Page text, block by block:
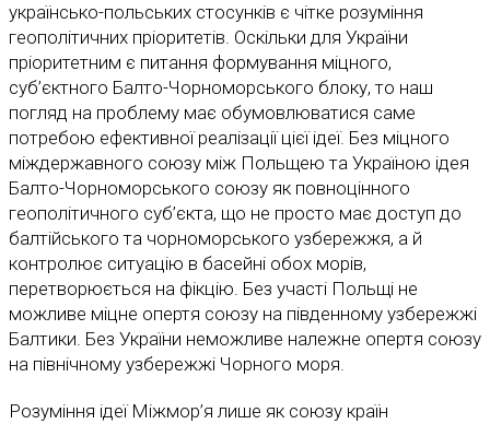
українсько-польських стосунків є чітке розуміння
геополітичних пріоритетів. Оскільки для України
пріоритетним є питання формування міцного,
суб’єктного Балто-Чорноморського блоку, то наш
погляд на проблему має обумовлюватися саме
потребою ефективної реалізації цієї ідеї. Без міцного
міждержавного союзу між Польщею та Україною ідея
Балто-Чорноморського союзу як повноцінного
геополітичного суб’єкта, що не просто має доступ до
балтійського та чорноморського узбережжя, а й
контролює ситуацію в басейні обох морів,
перетворюється на фікцію. Без участі Польщі не
можливе міцне опертя союзу на південному узбережжі
Балтики. Без України неможливе належне опертя союзу
на північному узбережжі Чорного моря.
Розуміння ідеї Міжмор’я лише як союзу країн